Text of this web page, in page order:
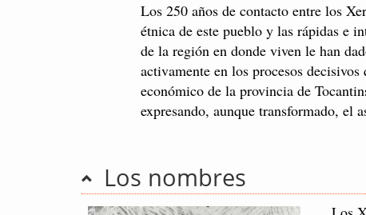
Los 250 años de contacto entre los
étnica de este pueblo y las rápidas e
de la región en donde viven le han
activamente en los procesos
económico de la provincia de
expresando, aunque transformado, el
Los nombres